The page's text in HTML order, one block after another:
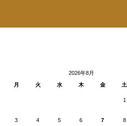
2026年8月
月
火 水 木 金 土
1
3 4 5 6 7 8